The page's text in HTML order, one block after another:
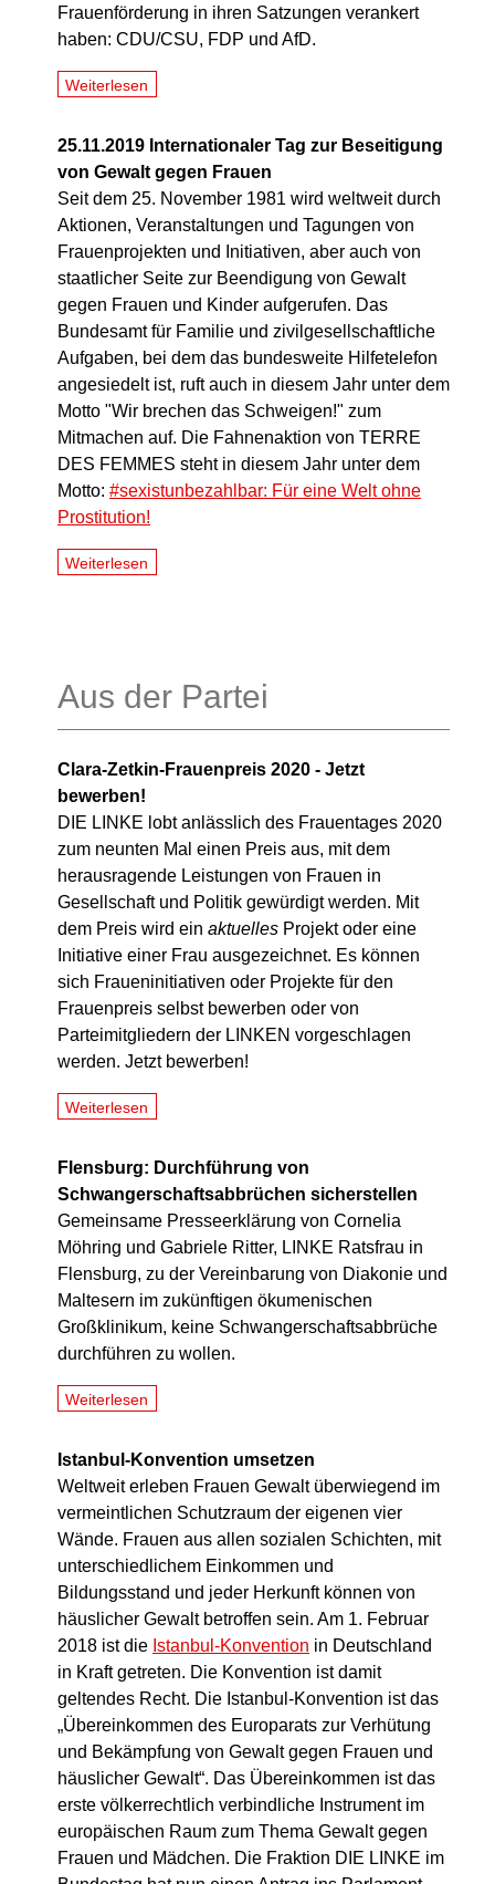
Frauenförderung in ihren Satzungen verankert
haben: CDU/CSU, FDP und AfD.
Weiterlesen
25.11.2019 Internationaler Tag zur Beseitigung
von Gewalt gegen Frauen
Seit dem 25. November 1981 wird weltweit durch
Aktionen, Veranstaltungen und Tagungen von
Frauenprojekten und Initiativen, aber auch von
staatlicher Seite zur Beendigung von Gewalt
gegen Frauen und Kinder aufgerufen. Das
Bundesamt für Familie und zivilgesellschaftliche
Aufgaben, bei dem das bundesweite Hilfetelefon
angesiedelt ist, ruft auch in diesem Jahr unter dem
Motto "Wir brechen das Schweigen!" zum
Mitmachen auf. Die Fahnenaktion von TERRE
DES FEMMES steht in diesem Jahr unter dem
Motto: #sexistunbezahlbar: Für eine Welt ohne
Prostitution!
Weiterlesen
Aus der Partei
Clara-Zetkin-Frauenpreis 2020 - Jetzt
bewerben!
DIE LINKE lobt anlässlich des Frauentages 2020
zum neunten Mal einen Preis aus, mit dem
herausragende Leistungen von Frauen in
Gesellschaft und Politik gewürdigt werden. Mit
dem Preis wird ein aktuelles Projekt oder eine
Initiative einer Frau ausgezeichnet. Es können
sich Fraueninitiativen oder Projekte für den
Frauenpreis selbst bewerben oder von
Parteimitgliedern der LINKEN vorgeschlagen
werden. Jetzt bewerben!
Weiterlesen
Flensburg: Durchführung von
Schwangerschaftsabbrüchen sicherstellen
Gemeinsame Presseerklärung von Cornelia
Möhring und Gabriele Ritter, LINKE Ratsfrau in
Flensburg, zu der Vereinbarung von Diakonie und
Maltesern im zukünftigen ökumenischen
Großklinikum, keine Schwangerschaftsabbrüche
durchführen zu wollen.
Weiterlesen
Istanbul-Konvention umsetzen
Weltweit erleben Frauen Gewalt überwiegend im
vermeintlichen Schutzraum der eigenen vier
Wände. Frauen aus allen sozialen Schichten, mit
unterschiedlichem Einkommen und
Bildungsstand und jeder Herkunft können von
häuslicher Gewalt betroffen sein. Am 1. Februar
2018 ist die Istanbul-Konvention in Deutschland
in Kraft getreten. Die Konvention ist damit
geltendes Recht. Die Istanbul-Konvention ist das
„Übereinkommen des Europarats zur Verhütung
und Bekämpfung von Gewalt gegen Frauen und
häuslicher Gewalt“. Das Übereinkommen ist das
erste völkerrechtlich verbindliche Instrument im
europäischen Raum zum Thema Gewalt gegen
Frauen und Mädchen. Die Fraktion DIE LINKE im